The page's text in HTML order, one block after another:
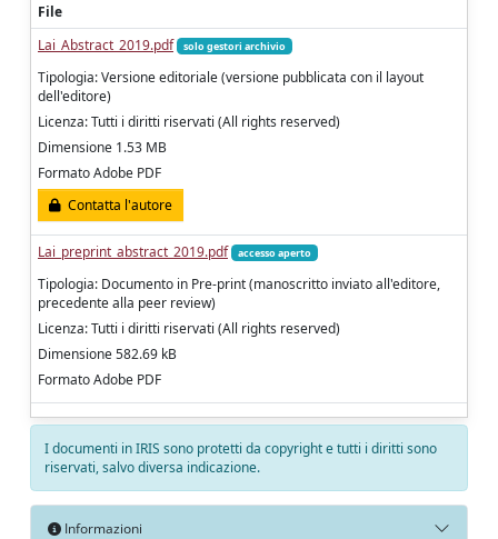
File
Lai_Abstract_2019.pdf
solo gestori archivio
Tipologia: Versione editoriale (versione pubblicata con il layout
dell'editore)
Licenza: Tutti i diritti riservati (All rights reserved)
Dimensione 1.53 MB
Formato Adobe PDF
Contatta l'autore
Lai_preprint_abstract_2019.pdf accesso aperto
Tipologia: Documento in Pre-print (manoscritto inviato all'editore,
precedente alla peer review)
Licenza: Tutti i diritti riservati (All rights reserved)
Dimensione 582.69 kB
Formato Adobe PDF
I documenti in IRIS sono protetti da copyright e tutti i diritti sono
riservati, salvo diversa indicazione.
Informazioni